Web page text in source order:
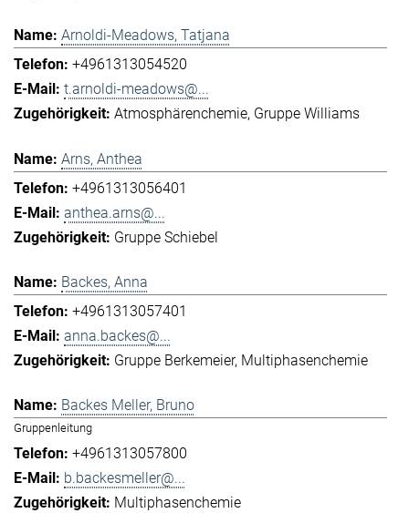
Arnoldi-Meadows, Tatjana
+4961313054520
t.arnoldi-meadows@...
Atmosphärenchemie Gruppe Williams
Arns, Anthea
+4961313056401
anthea.arns@...
Gruppe Schiebel
Backes, Anna
+4961313057401
anna.backes@...
Gruppe Berkemeier Multiphasenchemie
Backes Meller, Bruno
Gruppenleitung
+4961313057800
b.backesmeller@...
Multiphasenchemie